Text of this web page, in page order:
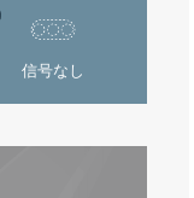
信号なし